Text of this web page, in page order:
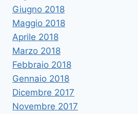
Giugno 2018
Maggio 2018
Aprile 2018
Marzo 2018
Febbraio 2018
Gennaio 2018
Dicembre 2017
Novembre 2017